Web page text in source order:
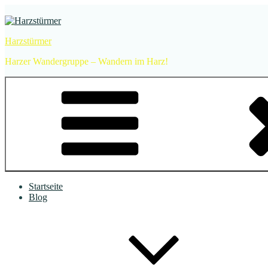
Inhalt
Harzstürmer
Harzer Wandergruppe – Wandern im Harz!
Startseite
Blog